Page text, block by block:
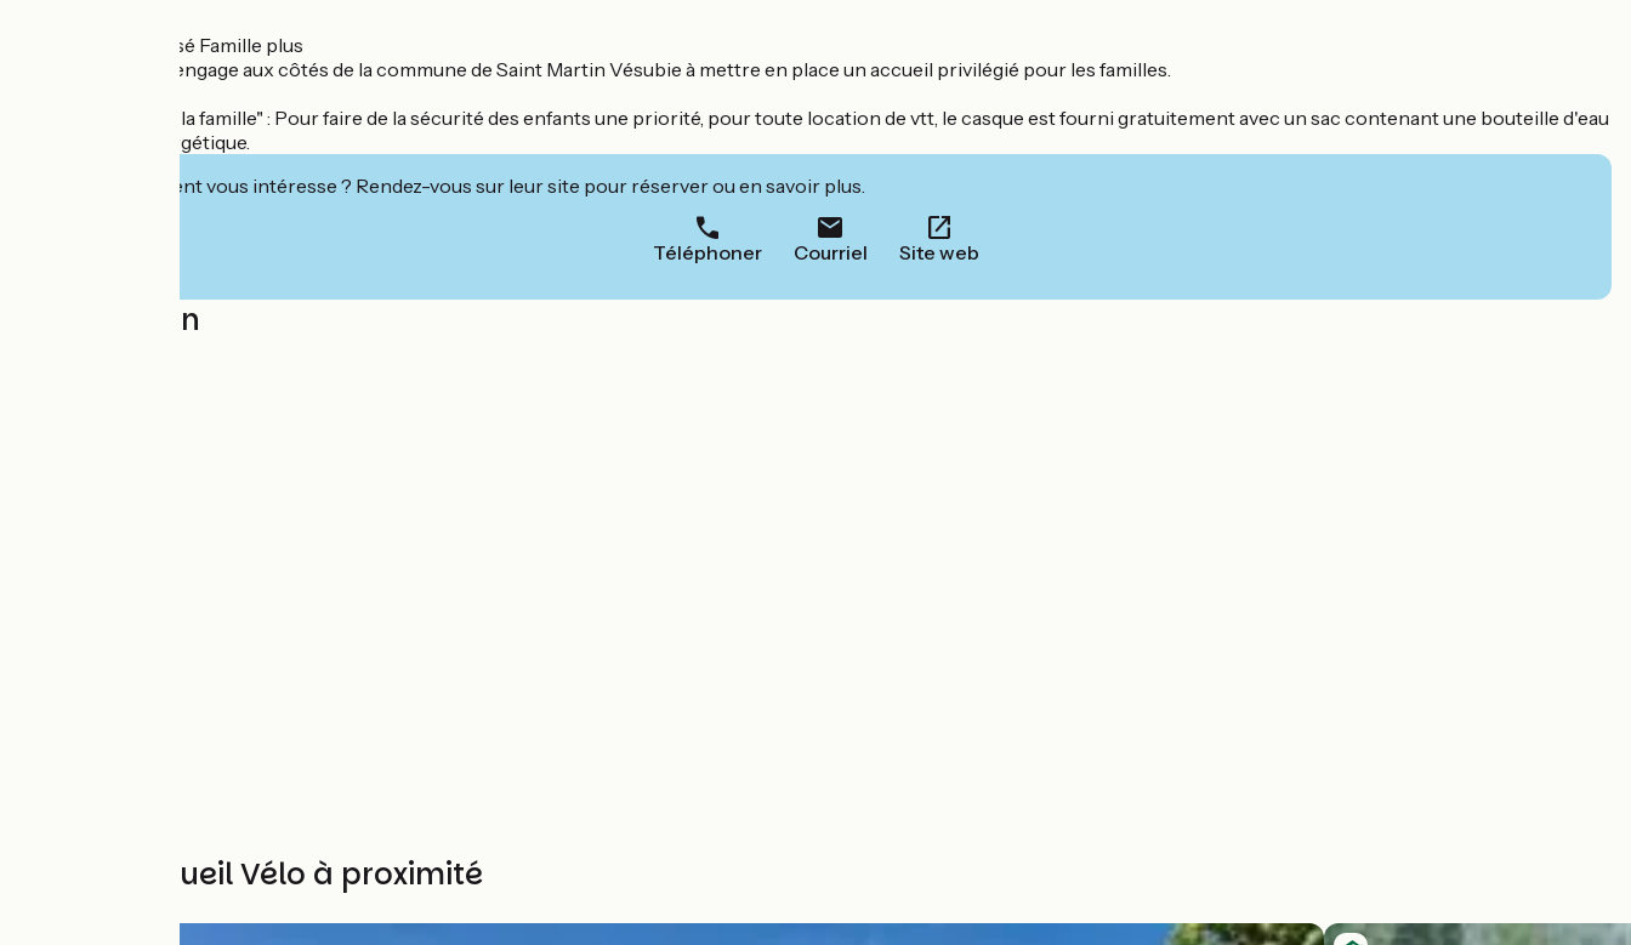
Partenaire labéllisé Famille plus
"Flake location" s’engage aux côtés de la commune de Saint Martin Vésubie à mettre en place un accueil privilégié pour les familles.
"le petit plus pour la famille" : Pour faire de la sécurité des enfants une priorité, pour toute location de vtt, le casque est fourni gratuitement avec un sac contenant une bouteille d'eau
et un produit énergétique.
Cet établissement vous intéresse ? Rendez-vous sur leur site pour réserver ou en savoir plus.
Téléphoner Courriel Site web
Localisation
Autres Accueil Vélo à proximité